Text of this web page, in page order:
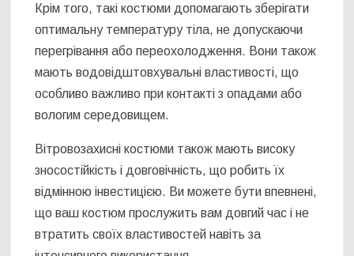
Крім того, такі костюми допомагають зберігати
оптимальну температуру тіла, не допускаючи
перегрівання або переохолодження. Вони також
мають водовідштовхувальні властивості, що
особливо важливо при контакті з опадами або
вологим середовищем.
Вітровозахисні костюми також мають високу
зносостійкість і довговічність, що робить їх
відмінною інвестицією. Ви можете бути впевнені,
що ваш костюм прослужить вам довгий час і не
втратить своїх властивостей навіть за